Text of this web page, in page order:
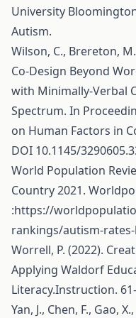
University
Autism.
Wilson, C., Brereton,
Co-Design Beyond
with Minimally-Verbal
Spectrum. In
on Human Factors in
DOI 10.1145/
World Population
Country 2021.
:https://
rankings/autism-
Worrell, P. (2022).
Applying Waldorf
Literacy.Instruction.
Yan, J., Chen, F., Gao,